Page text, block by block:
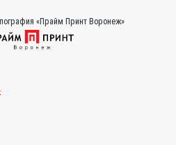
«Прайм Принт Воронеж»